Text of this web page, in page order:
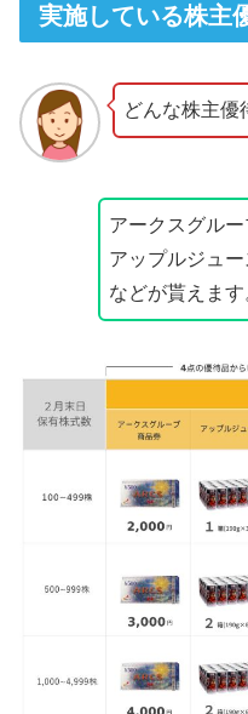
実施している株主
どんな株主優
アークスグル
アップルジュ
などが貰えます